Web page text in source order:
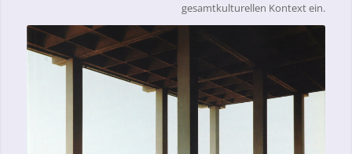
gesamtkulturellen Kontext ein.